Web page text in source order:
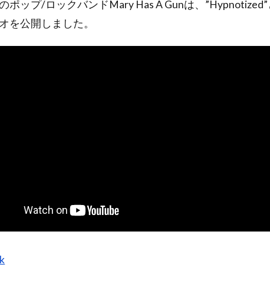
ポップ/ロックバンドMary Has A Gunは、
を公開しました。